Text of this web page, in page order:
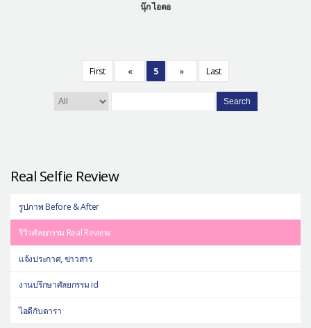
นุ๊ก ไอดอ
First « 5 » Last
Search
Real Selfie Review
รูปภาพ Before & After
รีวิวศัลยกรรม Real Review
แจ้งประกาศ, ข่าวสาร
งานปรึกษาศัลยกรรม id
ไอดีกับดารา